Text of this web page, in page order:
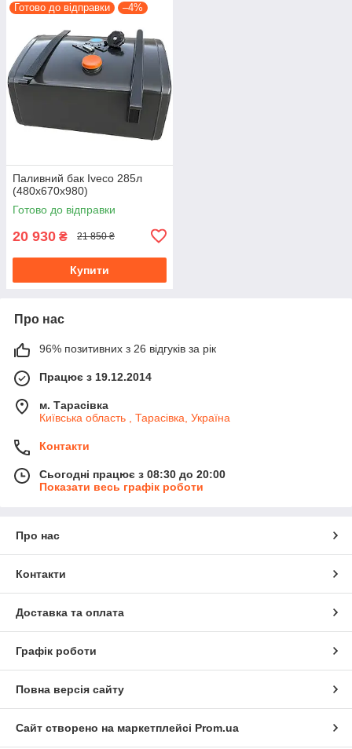
Готово до відправки –4%
Паливний бак Iveco 285л
(480х670х980)
Готово до відправки
20 930 ₴ 21 850 ₴
Купити
Про нас
96% позитивних з 26 відгуків за рік
Працює з 19.12.2014
м. Тарасівка
Київська область , Тарасівка, Україна
Контакти
Сьогодні працює з 08:30 до 20:00
Показати весь графік роботи
Про нас
Контакти
Доставка та оплата
Графік роботи
Повна версія сайту
Сайт створено на маркетплейсі Prom.ua